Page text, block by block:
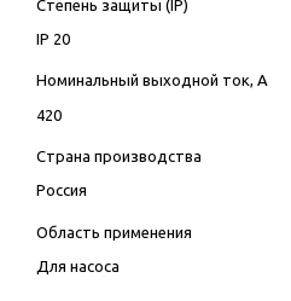
Степень защиты (IP)
IP 20
Номинальный выходной ток, А
420
Страна производства
Россия
Область применения
Для насоса